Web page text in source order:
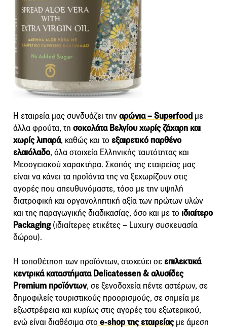
Η εταιρεία μας συνδυάζει τηναρώνια – Superfood με
άλλα φρούτα, τη σοκολάτα Βελγίου χωρίς ζάχαρη και
χωρίς λιπαρά, καθώς και το εξαιρετικό παρθένο
ελαιόλαδο, όλα στοιχεία Ελληνικής ταυτότητας και
Μεσογειακού χαρακτήρα. Σκοπός της εταιρείας μας
είναι να κάνει τα προϊόντα της να ξεχωρίζουν στις
αγορές που απευθυνόμαστε, τόσο με την υψηλή
διατροφική και οργανοληπτική αξία των πρώτων υλών
και της παραγωγικής διαδικασίας, όσο και με το ιδιαίτερο
Packaging(ιδιαίτερες ετικέτες – Luxury συσκευασία
δώρου).
Η τοποθέτηση των προϊόντων, στοχεύει σεεπιλεκτικά
κεντρικά καταστήματα Delicatessen & αλυσίδες
Premium προϊόντων, σε ξενοδοχεία πέντε αστέρων, σε
δημοφιλείς τουριστικούς προορισμούς, σε σημεία με
εξωστρέφεια και κυρίως στις αγορές του εξωτερικού,
ενώ είναι διαθέσιμα στο e-shop της εταιρείαςμε άμεση